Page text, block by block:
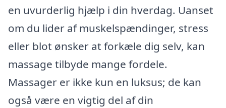
en uvurderlig hjælp i din hverdag. Uanset
om du lider af muskelspændinger, stress
eller blot ønsker at forkæle dig selv, kan
massage tilbyde mange fordele.
Massager er ikke kun en luksus; de kan
også være en vigtig del af din